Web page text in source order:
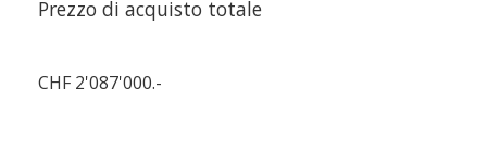
Prezzo di acquisto totale
CHF 2'087'000.-